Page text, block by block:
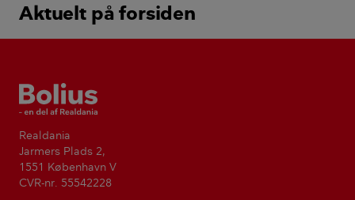
Aktuelt på forsiden
Bolius
Realdania
Jarmers Plads 2,
1551 København V
CVR-nr. 55542228